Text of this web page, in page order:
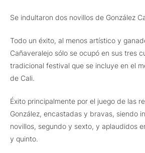
Se indultaron dos novillos de González
Todo un éxito, al menos artístico y
Cañaveralejo sólo se ocupó en sus tres
tradicional festival que se incluye en el
de Cali.
Éxito principalmente por el juego de las
González, encastadas y bravas, siendo
novillos, segundo y sexto, y aplaudidos
y quinto.